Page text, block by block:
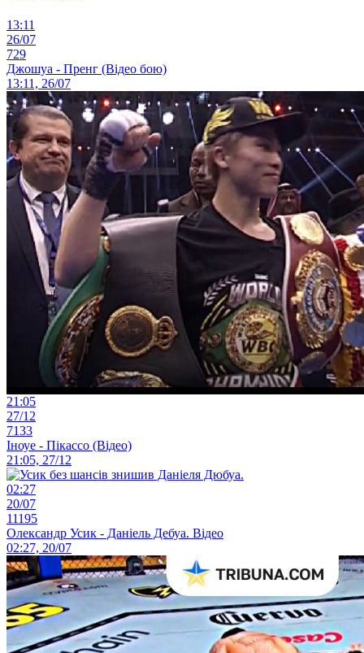
13:11
26/07
729
Джошуа - Пренг (Відео бою)
13:11, 26/07
21:05
27/12
7133
Іноуе - Пікассо (Відео)
21:05, 27/12
02:27
20/07
11195
Олександр Усик - Даніель Дебуа. Відео
02:27, 20/07